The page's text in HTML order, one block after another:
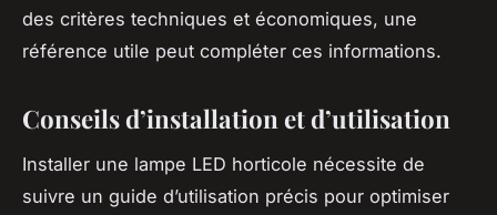
des critères techniques et économiques, une
référence utile peut compléter ces informations.
Conseils d’installation et d’utilisation
Installer une lampe LED horticole nécessite de
suivre un guide d’utilisation précis pour optimiser